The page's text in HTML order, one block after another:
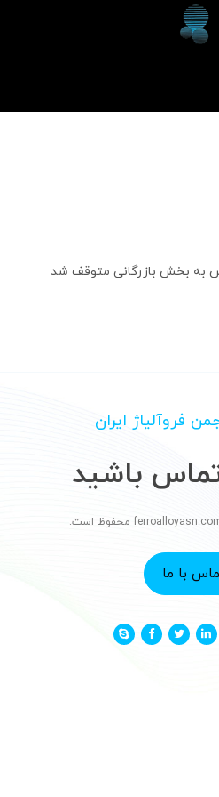
به بخش بازرگانی متوقف شد
فروآلیاژ ایران
تماس باشید
با ما